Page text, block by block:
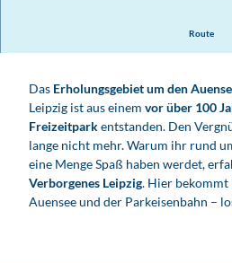
Route
Das Erholungsgebiet um den
Leipzig ist aus einem vor über 100
Freizeitparkentstanden. Den
lange nicht mehr. Warum ihr rund
eine Menge Spaß haben werdet,
Verborgenes Leipzig. Hier bekommt
Auensee und der Parkeisenbahn –